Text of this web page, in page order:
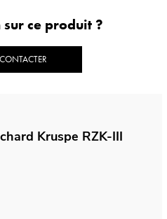
ce produit ?
Kruspe RZK-III